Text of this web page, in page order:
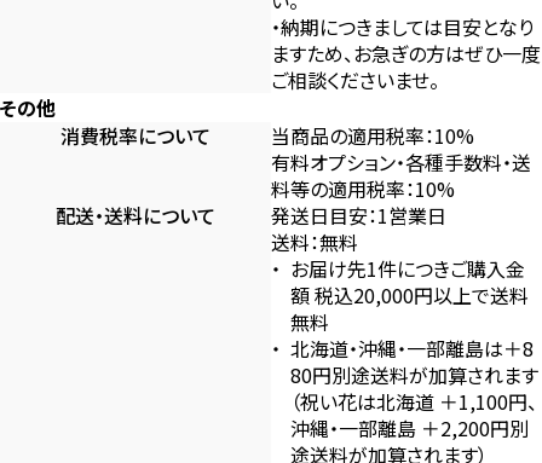
・納期につきましては目安となり
ますため、お急ぎの方はぜひ一度
ご相談くださいませ。
その他
消費税率について
当商品の適用税率：10%
有料オプション・各種手数料・送
料等の適用税率：10%
配送・送料について
発送日目安：1営業日
送料：無料
お届け先1件につきご購入金
額 税込20,000円以上で送料
無料
北海道・沖縄・一部離島は＋8
80円別途送料が加算されます
（祝い花は北海道 ＋1,100円、
沖縄・一部離島 ＋2,200円別
途送料が加算されます）